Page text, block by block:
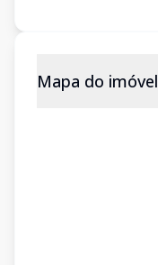
Mapa do imóvel